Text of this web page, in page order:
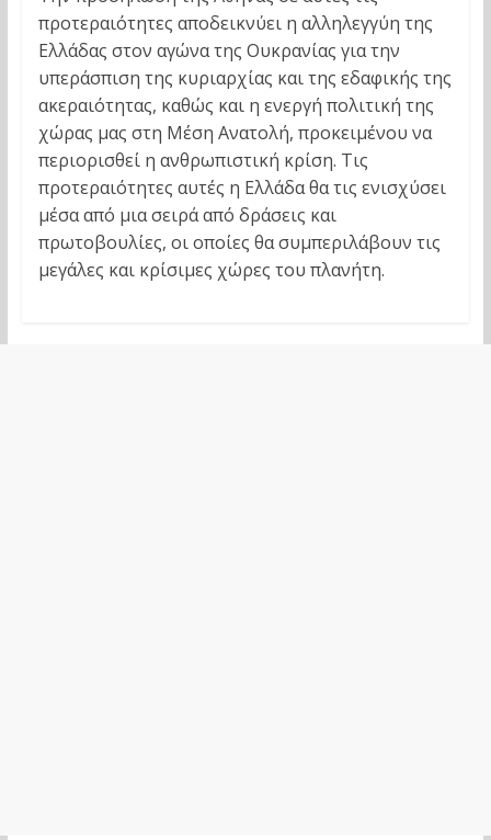
προτεραιότητες αποδεικνύει η αλληλεγγύη της
Ελλάδας στον αγώνα της Ουκρανίας για την
υπεράσπιση της κυριαρχίας και της εδαφικής της
ακεραιότητας, καθώς και η ενεργή πολιτική της
χώρας μας στη Μέση Ανατολή, προκειμένου να
περιορισθεί η ανθρωπιστική κρίση. Τις
προτεραιότητες αυτές η Ελλάδα θα τις ενισχύσει
μέσα από μια σειρά από δράσεις και
πρωτοβουλίες, οι οποίες θα συμπεριλάβουν τις
μεγάλες και κρίσιμες χώρες του πλανήτη.